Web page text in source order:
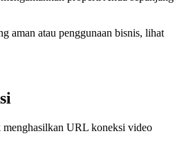
aman atau penggunaan bisnis, lihat
URL koneksi video